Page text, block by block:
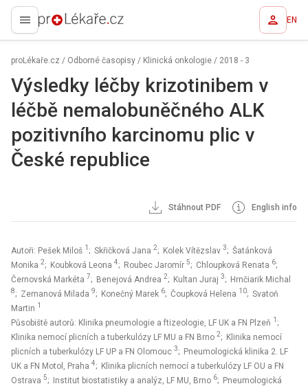
proLékaře.cz EN
proLékaře.cz / Odborné časopisy / Klinická onkologie / 2018 - 3
Výsledky léčby krizotinibem v
léčbě nemalobuněčného ALK
pozitivního karcinomu plic v
České republice
Stáhnout PDF English info
Autoři: Pešek Miloš 1 ; Skřičková Jana 2; Kolek Vítězslav 3; Šatánková
Monika 2; Koubková Leona 4; Roubec Jaromír 5; Chloupková Renata 6;
Černovská Markéta 7; Benejová Andrea 2; Kultan Juraj 3; Hrnčiarik Michal
8; Zemanová Milada 9; Konečný Marek 6; Čoupková Helena 10; Svatoň
Martin 1
Působiště autorů: Klinika pneumologie a ftizeologie, LF UK a FN Plzeň 1 ;
Klinika nemocí plicních a tuberkulózy LF MU a FN Brno 2; Klinika nemocí
plicních a tuberkulózy LF UP a FN Olomouc 3; Pneumologická klinika 2. LF
UK a FN Motol, Praha 4; Klinika plicních nemocí a tuberkulózy LF OU a FN
Ostrava 5; Institut biostatistiky a analýz, LF MU, Brno 6; Pneumologická